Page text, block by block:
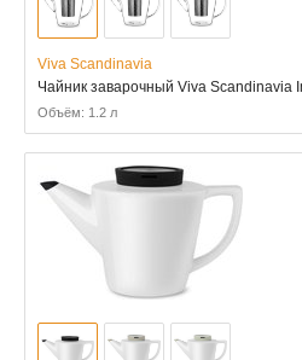
Viva Scandinavia
Чайник заварочный Viva Scandinavia
Объём: 1.2 л